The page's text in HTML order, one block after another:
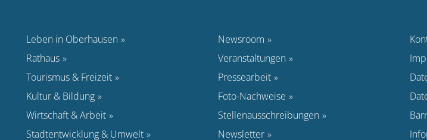
Leben in Oberhausen
Rathaus
Tourismus & Freizeit
Kultur & Bildung
Wirtschaft & Arbeit
Stadtentwicklung & Umwelt
Newsroom
Veranstaltungen
Pressearbeit
Foto-Nachweise
Stellenausschreibungen
Newsletter